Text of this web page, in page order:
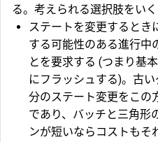
る。考えられる選択肢をい
ステートを変更するとき
する可能性のある進行中
とを要求する (つまり基
にフラッシュする)。古
分のステート変更をこ
であり、バッチと三角形
ンが短いならコストもそ